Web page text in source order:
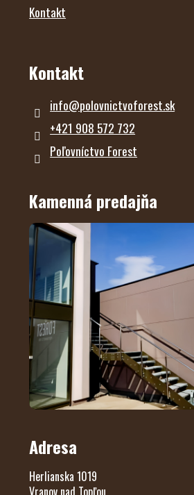
Kontakt
Kontakt
info@polovnictvoforest.sk
+421 908 572 732
Poľovníctvo Forest
Kamenná predajňa
Adresa
Herlianska 1019